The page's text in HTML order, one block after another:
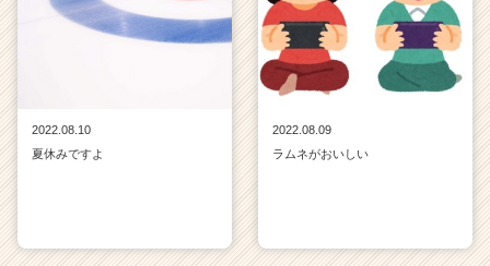
2022.08.10
夏休みですよ
2022.08.09
ラムネがおいしい